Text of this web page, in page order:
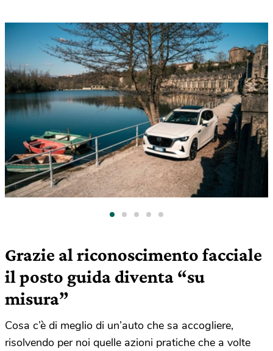
Grazie al riconoscimento facciale
il posto guida diventa “su
misura”
Cosa c’è di meglio di un’auto che sa accogliere,
risolvendo per noi quelle azioni pratiche che a volte